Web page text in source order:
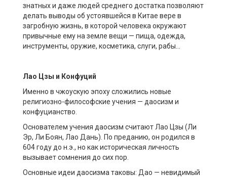
знатных и даже людей среднего достатка позволяют
делать выводы об устоявшейся в Китае вере в
загробную жизнь, в которой человека окружают
привычные ему на земле вещи — пища, одежда,
инструменты, оружие, косметика, слуги, рабы…
Лао Цзы и Конфуций
Именно в чжоускую эпоху сложились новые
религиозно-философские учения — даосизм и
конфуцианство.
Основателем учения даосизм считают Лао Цзы (Ли
Эр, Ли Боян, Лао Дань). По преданию, он родился в
604 году до н.э., но как историческая личность
вызывает сомнения до сих пор.
Основные идеи даосизма таковы: Дао — невидимый